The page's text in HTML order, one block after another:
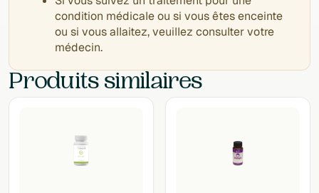
condition médicale ou si vous êtes enceinte
ou si vous allaitez, veuillez consulter votre
médecin.
Produits similaires